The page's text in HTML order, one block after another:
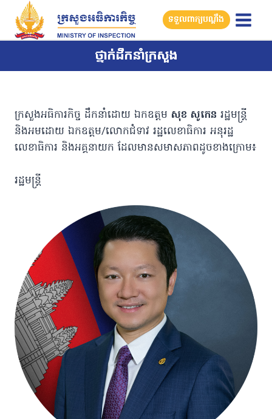
ទទួលពាក្យបណ្តឹង
ថ្នាក់ដឹកនាំក្រសួង
ក្រសួងអធិការកិច្ច ដឹកនាំដោយ ឯកឧត្តម សុខ សូកេន រដ្ឋមន្រ្តី
និងអមដោយ ឯកឧត្តម/លោកជំទាវ រដ្ឋលេខាធិការ អនុរដ្ឋ
លេខាធិការ និងអគ្គនាយក ដែលមានសមាសភាពដូចខាងក្រោម៖
រដ្ឋមន្រ្តី